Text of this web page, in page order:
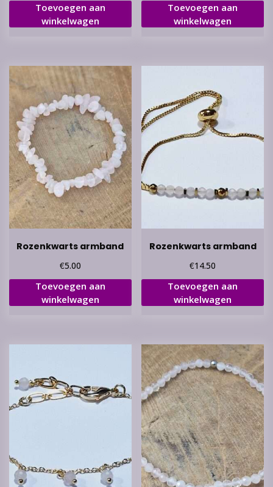
Toevoegen aan
winkelwagen
Toevoegen aan
winkelwagen
Rozenkwarts armband
€5.00
Toevoegen aan
winkelwagen
Rozenkwarts armband
€14.50
Toevoegen aan
winkelwagen